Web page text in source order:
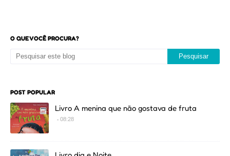
O QUE VOCÊ PROCURA?
POST POPULAR
Livro A menina que não gostava de fruta
08:28